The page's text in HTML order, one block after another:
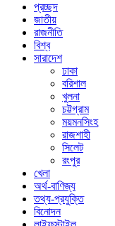
প্রচ্ছদ
জাতীয়
রাজনীতি
বিশ্ব
সারাদেশ
ঢাকা
বরিশাল
খুলনা
চট্টগ্রাম
ময়মনসিংহ
রাজশাহী
সিলেট
রংপুর
খেলা
অর্থ-বাণিজ্য
তথ্য-প্রযুক্তি
বিনোদন